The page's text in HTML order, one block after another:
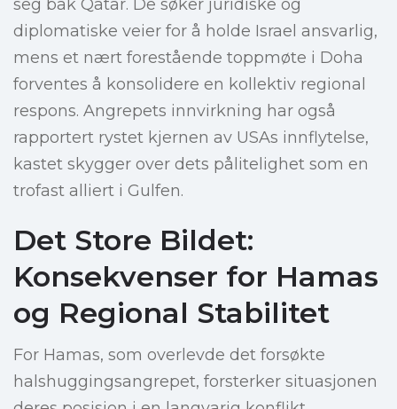
seg bak Qatar. De søker juridiske og
diplomatiske veier for å holde Israel ansvarlig,
mens et nært forestående toppmøte i Doha
forventes å konsolidere en kollektiv regional
respons. Angrepets innvirkning har også
rapportert rystet kjernen av USAs innflytelse,
kastet skygger over dets pålitelighet som en
trofast alliert i Gulfen.
Det Store Bildet:
Konsekvenser for Hamas
og Regional Stabilitet
For Hamas, som overlevde det forsøkte
halshuggingsangrepet, forsterker situasjonen